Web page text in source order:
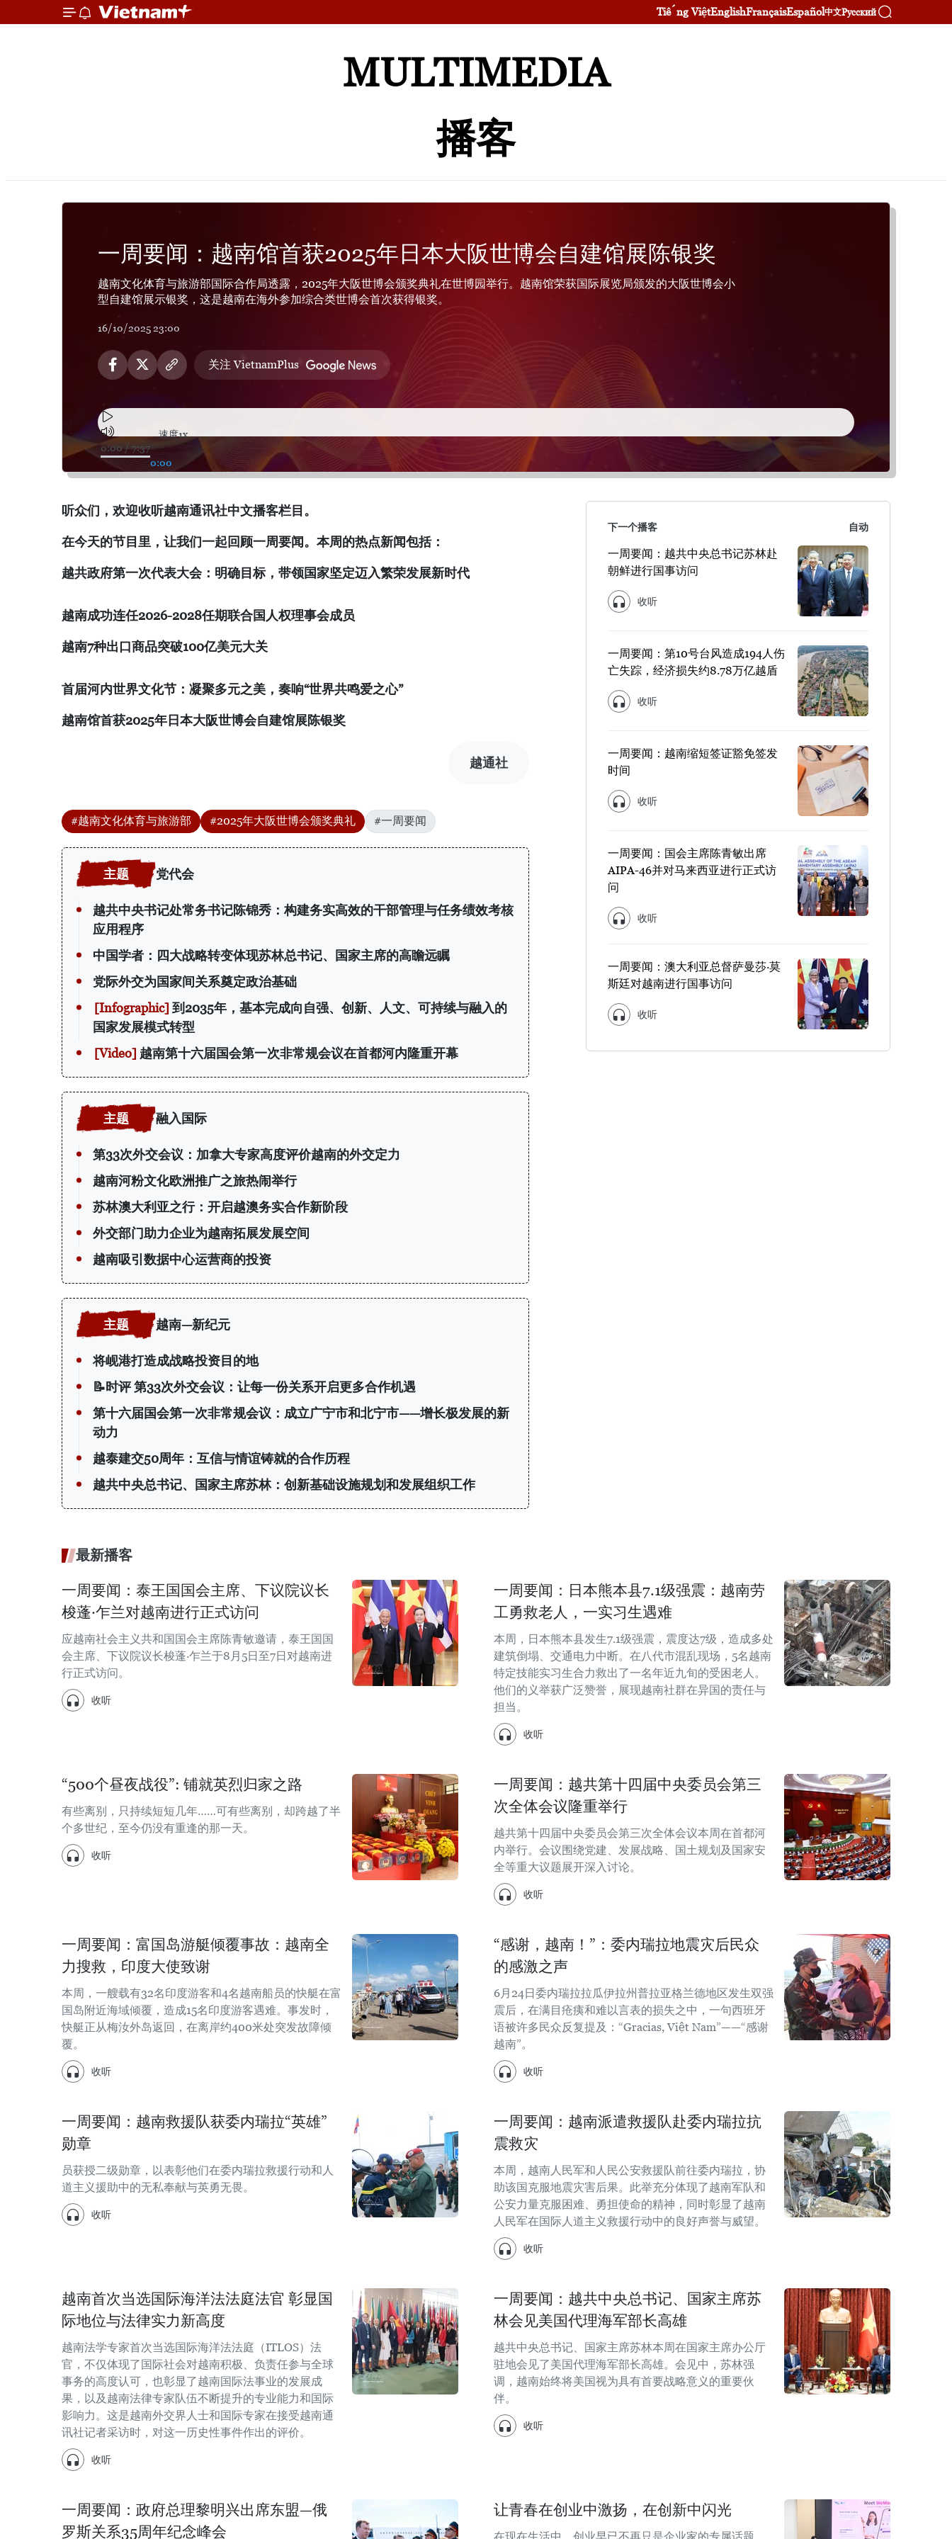
Tiếng ViệtEnglishFrançaisEspañol中文Русский
MULTIMEDIA
播客
一周要闻：越南馆首获2025年日本大阪世博会自建馆展陈银奖
越南文化体育与旅游部国际合作局透露，2025年大阪世博会颁奖典礼在世博园举行。越南馆荣获国际展览局颁发的大阪世博会小
型自建馆展示银奖，这是越南在海外参加综合类世博会首次获得银奖。
16/10/2025 23:00
关注 VietnamPlus
0:00/7:37
0:00
速度1x
听众们，欢迎收听越南通讯社中文播客栏目。
在今天的节目里，让我们一起回顾一周要闻。本周的热点新闻包括：
越共政府第一次代表大会：明确目标，带领国家坚定迈入繁荣发展新时代
越南成功连任2026-2028任期联合国人权理事会成员
越南7种出口商品突破100亿美元大关
首届河内世界文化节：凝聚多元之美，奏响“世界共鸣爱之心”
越南馆首获2025年日本大阪世博会自建馆展陈银奖
越通社
#越南文化体育与旅游部 #2025年大阪世博会颁奖典礼 #一周要闻
党代会
越共中央书记处常务书记陈锦秀：构建务实高效的干部管理与任务绩效考核
应用程序
中国学者：四大战略转变体现苏林总书记、国家主席的高瞻远瞩
党际外交为国家间关系奠定政治基础
到2035年，基本完成向自强、创新、人文、可持续与融入的
国家发展模式转型
越南第十六届国会第一次非常规会议在首都河内隆重开幕
融入国际
第33次外交会议：加拿大专家高度评价越南的外交定力
越南河粉文化欧洲推广之旅热闹举行
苏林澳大利亚之行：开启越澳务实合作新阶段
外交部门助力企业为越南拓展发展空间
越南吸引数据中心运营商的投资
越南—新纪元
将岘港打造成战略投资目的地
📝时评 第33次外交会议：让每一份关系开启更多合作机遇
第十六届国会第一次非常规会议：成立广宁市和北宁市——增长极发展的新
动力
越泰建交50周年：互信与情谊铸就的合作历程
越共中央总书记、国家主席苏林：创新基础设施规划和发展组织工作
下一个播客 自动
一周要闻：越共中央总书记苏林赴
朝鲜进行国事访问
收听
一周要闻：第10号台风造成194人伤
亡失踪，经济损失约8.78万亿越盾
收听
一周要闻：越南缩短签证豁免签发
时间
收听
一周要闻：国会主席陈青敏出席
AIPA-46并对马来西亚进行正式访
问
收听
一周要闻：澳大利亚总督萨曼莎·莫
斯廷对越南进行国事访问
收听
最新播客
一周要闻：泰王国国会主席、下议院议长
梭蓬·乍兰对越南进行正式访问
应越南社会主义共和国国会主席陈青敏邀请，泰王国国
会主席、下议院议长梭蓬·乍兰于8月5日至7日对越南进
行正式访问。
收听
一周要闻：日本熊本县7.1级强震：越南劳
工勇救老人，一实习生遇难
本周，日本熊本县发生7.1级强震，震度达7级，造成多处
建筑倒塌、交通电力中断。在八代市混乱现场，5名越南
特定技能实习生合力救出了一名年近九旬的受困老人。
他们的义举获广泛赞誉，展现越南社群在异国的责任与
担当。
收听
“500个昼夜战役”: 铺就英烈归家之路
有些离别，只持续短短几年……可有些离别，却跨越了半
个多世纪，至今仍没有重逢的那一天。
收听
一周要闻：越共第十四届中央委员会第三
次全体会议隆重举行
越共第十四届中央委员会第三次全体会议本周在首都河
内举行。会议围绕党建、发展战略、国土规划及国家安
全等重大议题展开深入讨论。
收听
一周要闻：富国岛游艇倾覆事故：越南全
力搜救，印度大使致谢
本周，一艘载有32名印度游客和4名越南船员的快艇在富
国岛附近海域倾覆，造成15名印度游客遇难。事发时，
快艇正从梅汝外岛返回，在离岸约400米处突发故障倾
覆。
收听
“感谢，越南！”：委内瑞拉地震灾后民众
的感激之声
6月24日委内瑞拉拉瓜伊拉州普拉亚格兰德地区发生双强
震后，在满目疮痍和难以言表的损失之中，一句西班牙
语被许多民众反复提及：“Gracias, Việt Nam”——“感谢
越南”。
收听
一周要闻：越南救援队获委内瑞拉“英雄”
勋章
员获授二级勋章，以表彰他们在委内瑞拉救援行动和人
道主义援助中的无私奉献与英勇无畏。
收听
一周要闻：越南派遣救援队赴委内瑞拉抗
震救灾
本周，越南人民军和人民公安救援队前往委内瑞拉，协
助该国克服地震灾害后果。此举充分体现了越南军队和
公安力量克服困难、勇担使命的精神，同时彰显了越南
人民军在国际人道主义救援行动中的良好声誉与威望。
收听
越南首次当选国际海洋法法庭法官 彰显国
际地位与法律实力新高度
越南法学专家首次当选国际海洋法法庭（ITLOS）法
官，不仅体现了国际社会对越南积极、负责任参与全球
事务的高度认可，也彰显了越南国际法事业的发展成
果，以及越南法律专家队伍不断提升的专业能力和国际
影响力。这是越南外交界人士和国际专家在接受越南通
讯社记者采访时，对这一历史性事件作出的评价。
收听
一周要闻：越共中央总书记、国家主席苏
林会见美国代理海军部长高雄
越共中央总书记、国家主席苏林本周在国家主席办公厅
驻地会见了美国代理海军部长高雄。会见中，苏林强
调，越南始终将美国视为具有首要战略意义的重要伙
伴。
收听
一周要闻：政府总理黎明兴出席东盟—俄
罗斯关系35周年纪念峰会
让青春在创业中激扬，在创新中闪光